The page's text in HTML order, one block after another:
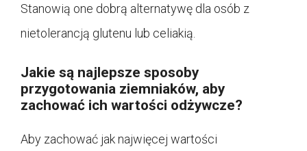
Stanowią one dobrą alternatywę dla osób z
nietolerancją glutenu lub celiakią.
Jakie są najlepsze sposoby
przygotowania ziemniaków, aby
zachować ich wartości odżywcze?
Aby zachować jak najwięcej wartości